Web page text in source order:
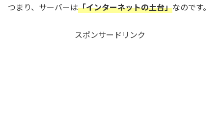
つまり、サーバーは「インターネットの土台」なのです。
スポンサードリンク